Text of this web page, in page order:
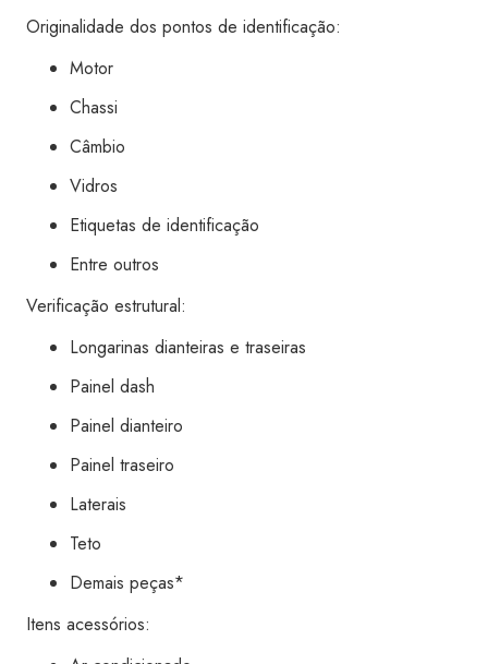
Originalidade dos pontos de identificação:
Motor
Chassi
Câmbio
Vidros
Etiquetas de identificação
Entre outros
Verificação estrutural:
Longarinas dianteiras e traseiras
Painel dash
Painel dianteiro
Painel traseiro
Laterais
Teto
Demais peças*
Itens acessórios: